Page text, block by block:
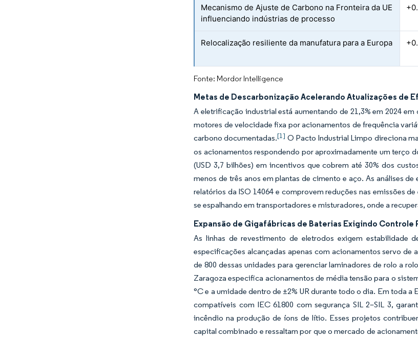
Mecanismo de Ajuste de Carbono na Fronteira da UE
influenciando indústrias de processo
Relocalização resiliente da manufatura para a Europa
Fonte: Mordor Intelligence
Metas de Descarbonização Acelerando Atualizações de
A eletrificação industrial está aumentando de 21,3% em 2024
motores de velocidade fixa por acionamentos de frequência
carbono documentadas.[1] O Pacto Industrial Limpo direciona
os acionamentos respondendo por aproximadamente um terço
(USD 3,7 bilhões) em incentivos que cobrem até 30% dos
menos de três anos em plantas de cimento e aço. As análises
relatórios da ISO 14064 e comprovem reduções nas emissões
se espalhando em transportadores e misturadores, onde a
Expansão de Gigafábricas de Baterias Exigindo Controle
As linhas de revestimento de eletrodos exigem estabilidade
especificações alcançadas apenas com acionamentos servo
de 800 dessas unidades para gerenciar laminadores de rolo a
Zaragoza especifica acionamentos de média tensão para o
°C e a umidade dentro de ±2% UR durante todo o dia. Em toda
compatíveis com IEC 61800 com segurança SIL 2–SIL 3,
incêndio na produção de íons de lítio. Esses projetos
capital combinado e ressaltam por que o mercado de